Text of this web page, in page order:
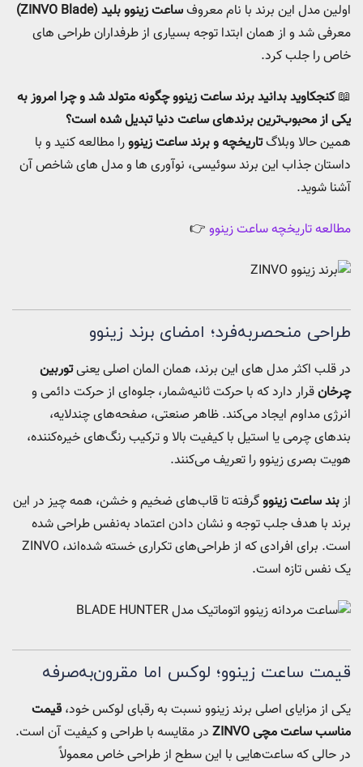
اولین مدل این برند با نام معروفساعت زینوو بلید (ZINVO Blade)
معرفی شد و از همان ابتدا توجه بسیاری از طرفداران طراحی‌ های
خاص را جلب کرد.
📖کنجکاوید بدانید برند ساعت زینوو چگونه متولد شد و چرا امروز به
یکی از محبوب‌ترین برندهای ساعت دنیا تبدیل شده است؟
همین حالا وبلاگتاریخچه و برند ساعت زینوورا مطالعه کنید و با
داستان جذاب این برند سوئیسی، نوآوری‌ ها و مدل‌ های شاخص آن
آشنا شوید.
مطالعه تاریخچه ساعت زینوو 👉
طراحی منحصربه‌فرد؛ امضای برند زینوو
در قلب اکثر مدل‌ های این برند، همان المان اصلی یعنیتوربین
چرخانقرار دارد که با حرکت ثانیه‌شمار، جلوه‌ای از حرکت دائمی و
انرژی مداوم ایجاد می‌کند. ظاهر صنعتی، صفحه‌های چندلایه،
بندهای چرمی یا استیل با کیفیت بالا و ترکیب رنگ‌های خیره‌کننده،
هویت بصری زینوو را تعریف می‌کنند.
ازبند ساعت زینووگرفته تا قاب‌های ضخیم و خشن، همه چیز در این
برند با هدف جلب توجه و نشان دادن اعتماد به‌نفس طراحی شده
است. برای افرادی که از طراحی‌های تکراری خسته شده‌اند، ZINVO
یک نفس تازه است.
قیمت ساعت زینوو؛ لوکس اما مقرون‌به‌صرفه
یکی از مزایای اصلی برند زینوو نسبت به رقبای لوکس خود، قیمت
مناسب ساعت مچی ZINVO
در مقایسه با طراحی و کیفیت آن است.
در حالی که ساعت‌هایی با این سطح از طراحی خاص معمولاً